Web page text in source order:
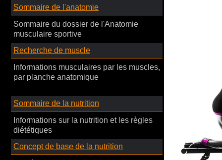
Sommaire de l'anatomie
Sommaire du dossier de l'Anatomie
musculaire sportive
Recherche de muscle
Informations musculaires par les muscles,
par planche anatomique
Sommaire de la nutrition
Informations sur la nutrition et les règles
diététiques
Concept de base de la nutrition